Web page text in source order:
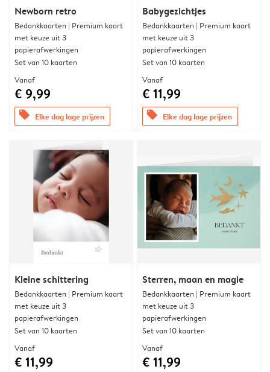
Newborn retro
Bedankkaarten | Premium kaart
met keuze uit 3
papierafwerkingen
Set van 10 kaarten
Vanaf
€ 9,99
offers Elke dag lage prijzen
Babygezichtjes
Bedankkaarten | Premium kaart
met keuze uit 3
papierafwerkingen
Set van 10 kaarten
Vanaf
€ 11,99
offers Elke dag lage prijzen
Kleine schittering
Bedankkaarten | Premium kaart
met keuze uit 3
papierafwerkingen
Set van 10 kaarten
Vanaf
€ 11,99
Sterren, maan en magie
Bedankkaarten | Premium kaart
met keuze uit 3
papierafwerkingen
Set van 10 kaarten
Vanaf
€ 11,99